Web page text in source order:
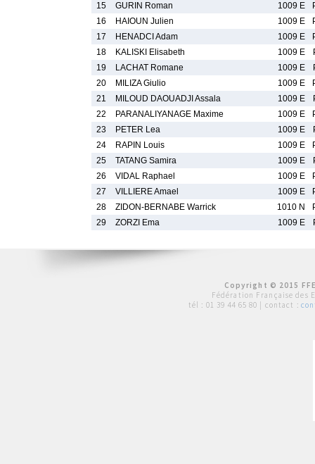
15
GURIN Roman 1009 E
16
HAIOUN Julien 1009 E
17
HENADCI Adam 1009 E
18
KALISKI Elisabeth 1009 E
19
LACHAT Romane 1009 E
20
MILIZA Giulio 1009 E
21
MILOUD DAOUADJI Assala 1009 E
22
PARANALIYANAGE Maxime 1009 E
23
PETER Lea 1009 E
24
RAPIN Louis 1009 E
25
TATANG Samira 1009 E
26
VIDAL Raphael 1009 E
27
VILLIERE Amael 1009 E
28
ZIDON-BERNABE Warrick 1010 N
29
ZORZI Ema 1009 E
Copyright © 2015
Fédération Française des
tél : 01 39 44 65 80 | contact :